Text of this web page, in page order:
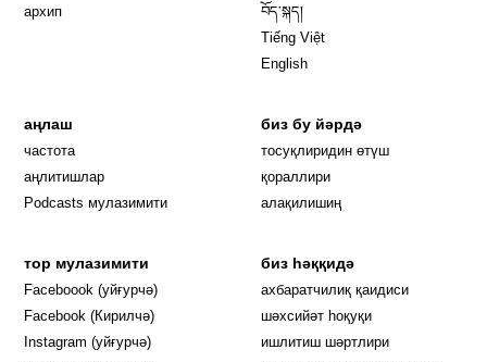
архип
བོད་སྐད།
Tiếng Việt
English
аңлаш
частота
аңлитишлар
Podcasts мулазимити
биз бу йәрдә
тосуқлиридин өтүш
қораллири
алақилишиң
тор мулазимити
Faceboook (уйғурчә) Opens in new window
Facebook (Кирилчә) Opens in new window
Instagram (уйғурчә) Opens in new window
биз һәққидә
ахбаратчилиқ қаидиси
шәхсийәт һоқуқи
ишлитиш шәртлири